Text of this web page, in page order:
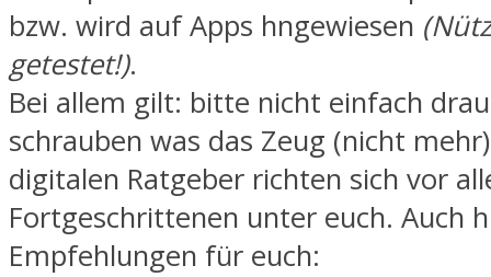
bzw. wird auf Apps hngewiesen
getestet!).
Bei allem gilt: bitte nicht einfach
schrauben was das Zeug (nicht
digitalen Ratgeber richten sich vor
Fortgeschrittenen unter euch. Auch
Empfehlungen für euch: